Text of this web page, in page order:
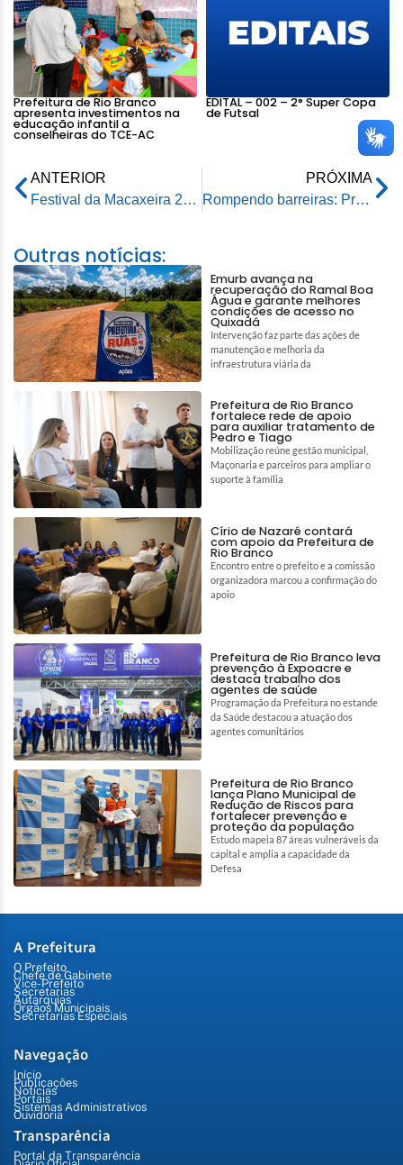
Prefeitura de Rio Branco
apresenta investimentos na
educação infantil a
conselheiras do TCE-AC
EDITAL – 002 – 2° Super Copa
de Futsal
ANTERIOR
Festival da Macaxeira 2025 tem noite de emoção com escolha da Rainha da Produção e estreia do Festival de Música Gospel
PRÓXIMA
Rompendo barreiras: Prefeitura de Rio Branco promove inclusão étnico-cultural nos jogos escolares
Outras notícias:
Emurb avança na
recuperação do Ramal Boa
Água e garante melhores
condições de acesso no
Quixadá
Intervenção faz parte das ações de
manutenção e melhoria da
infraestrutura viária da
Prefeitura de Rio Branco
fortalece rede de apoio
para auxiliar tratamento de
Pedro e Tiago
Mobilização reúne gestão municipal,
Maçonaria e parceiros para ampliar o
suporte à família
Círio de Nazaré contará
com apoio da Prefeitura de
Rio Branco
Encontro entre o prefeito e a comissão
organizadora marcou a confirmação do
apoio
Prefeitura de Rio Branco leva
prevenção à Expoacre e
destaca trabalho dos
agentes de saúde
Programação da Prefeitura no estande
da Saúde destacou a atuação dos
agentes comunitários
Prefeitura de Rio Branco
lança Plano Municipal de
Redução de Riscos para
fortalecer prevenção e
proteção da população
Estudo mapeia 87 áreas vulneráveis da
capital e amplia a capacidade da
Defesa
A Prefeitura
O Prefeito
Chefe de Gabinete
Vice-Prefeito
Secretarias
Autarquias
Órgãos Municipais
Secretarias Especiais
Navegação
Início
Publicações
Notícias
Portais
Sistemas Administrativos
Ouvidoria
Transparência
Portal da Transparência